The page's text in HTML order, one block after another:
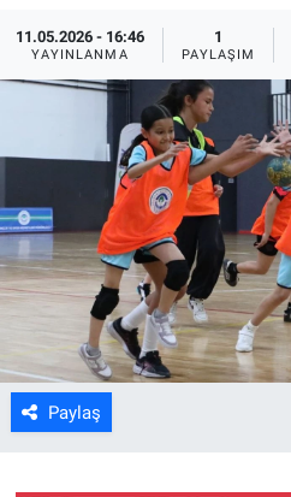
11.05.2026 - 16:46
YAYINLANMA
1
PAYLAŞIM
Paylaş